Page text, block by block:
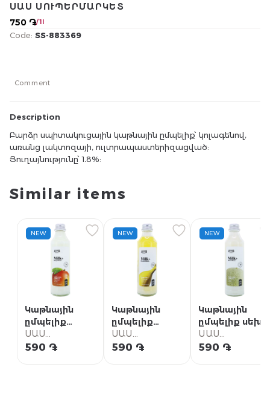
750 ֏/ 1l
ՍԱՍ ՍՈՒՊԵՐՄԱՐԿԵՏ
Code: SS-883369
Comment
Description
Բարձր սպիտակուցային կաթնային ըմպելիք՝ կոլագենով,
առանց լակտոզայի, ուլտրապաստերիզացված:
Յուղայնությունը՝ 1․8%:
Similar items
NEW
Կաթնային
ըմպելիք
մանգոյի "Այգ"
330մլ
ՍԱՍ
Սուպերմարկետ
590 ֏
NEW
Կաթնային
ըմպելիք
բանանի "Այգ"
330մլ
ՍԱՍ
Սուպերմարկետ
590 ֏
NEW
Կաթնային
ըմպելիք սեխի
"Այգ" 330մլ
ՍԱՍ
Սուպերմարկետ
590 ֏